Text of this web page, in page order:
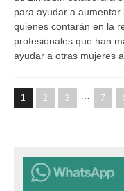
para ayudar a aumentar
quienes contarán en la
profesionales que han
ayudar a otras mujeres
1 2 3 … 7